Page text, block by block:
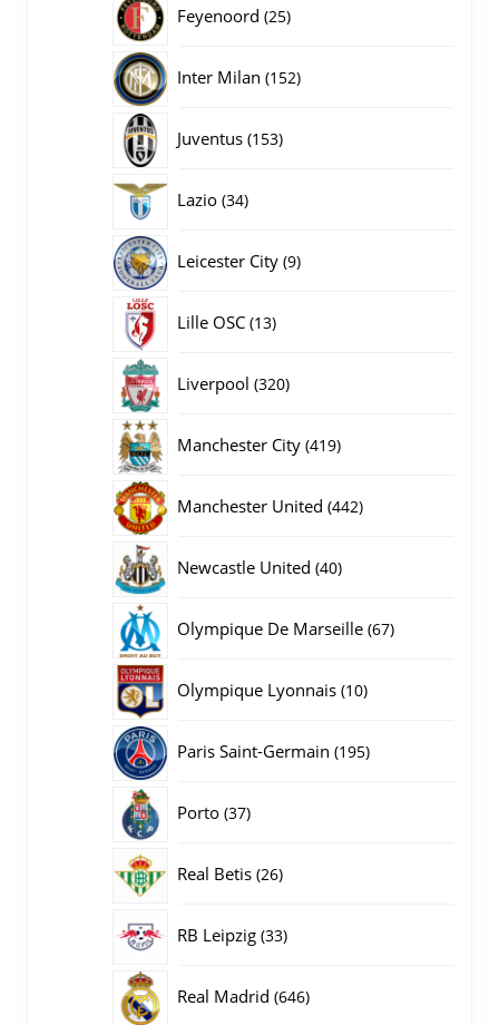
Feyenoord 2525
Inter Milan 152152
Juventus 153153
Lazio 3434
Leicester City 99
Lille OSC 1313
Liverpool 320320
Manchester City 419419
Manchester United 442442
Newcastle United 4040
Olympique De Marseille 6767
Olympique Lyonnais 1010
Paris Saint-Germain 195195
Porto 3737
Real Betis 2626
RB Leipzig 3333
Real Madrid 646646